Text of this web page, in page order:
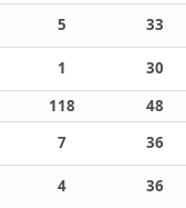
5
33
1
30
118
48
7
36
4
36